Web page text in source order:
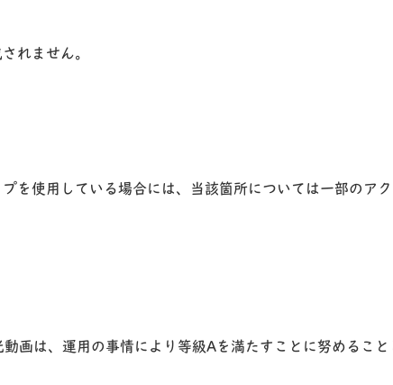
れません。
を使用している場合には、当該箇所については一部のアク
画は、運用の事情により等級Aを満たすことに努めること